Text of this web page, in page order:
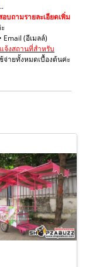
บถามรายละเอียดเพิ่ม
(อีเมลล์)
แจ้งสถานที่สำหรับ
ายทั้งหมดเบื้องต้นค่ะ